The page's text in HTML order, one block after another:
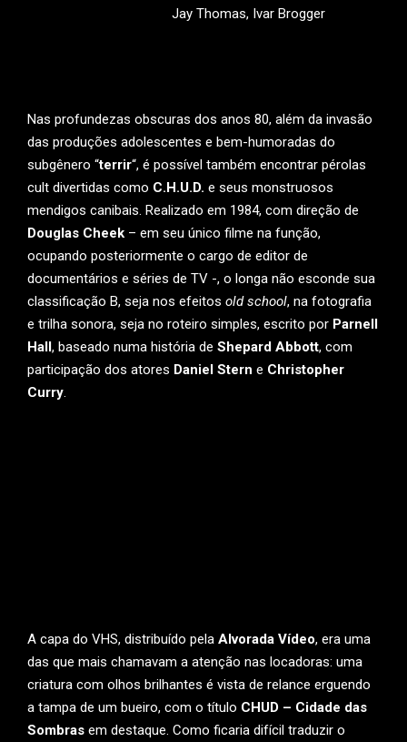
Jay Thomas, Ivar Brogger
Nas profundezas obscuras dos anos 80, além da invasão
das produções adolescentes e bem-humoradas do
subgênero “terrir“, é possível também encontrar pérolas
cult divertidas como C.H.U.D. e seus monstruosos
mendigos canibais. Realizado em 1984, com direção de
Douglas Cheek – em seu único filme na função,
ocupando posteriormente o cargo de editor de
documentários e séries de TV -, o longa não esconde sua
classificação B, seja nos efeitos old school, na fotografia
e trilha sonora, seja no roteiro simples, escrito por Parnell
Hall, baseado numa história de Shepard Abbott, com
participação dos atores Daniel Stern e Christopher
Curry.
A capa do VHS, distribuído pela Alvorada Vídeo, era uma
das que mais chamavam a atenção nas locadoras: uma
criatura com olhos brilhantes é vista de relance erguendo
a tampa de um bueiro, com o título CHUD – Cidade das
Sombras em destaque. Como ficaria difícil traduzir o